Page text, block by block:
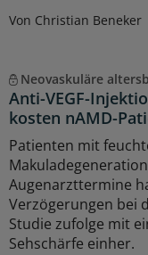
Von Christian Beneker
Neovaskuläre
Anti-VEGF-
kosten nAMD-
Patienten mit
Augenarzttermine
Verzögerungen bei
Studie zufolge mit
Sehschärfe einher.